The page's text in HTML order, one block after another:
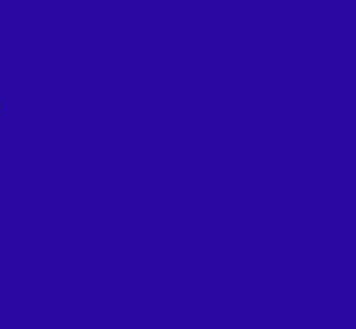
— van cv tot schriftelijk
naar 9 maanden.